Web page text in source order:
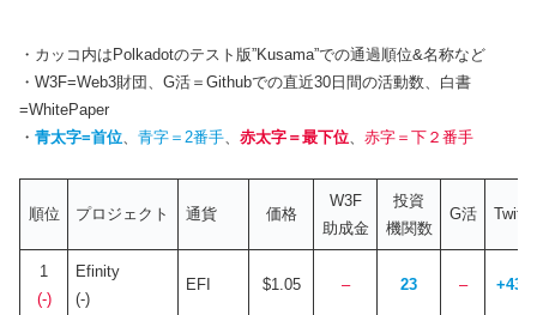
・カッコ内はPolkadotのテスト版”Kusama”での通過順位&名称など
・W3F=Web3財団、G活＝Githubでの直近30日間の活動数、白書
=WhitePaper
・ 青太字=首位 青字＝2番手 赤太字＝最下位 赤字＝下２番手
順位 プロジェクト 通貨 価格
W3F
助成金
投資
機関数
G活
1
(-)
Efinity
(-)
EFI $1.05 – 23 – +43万